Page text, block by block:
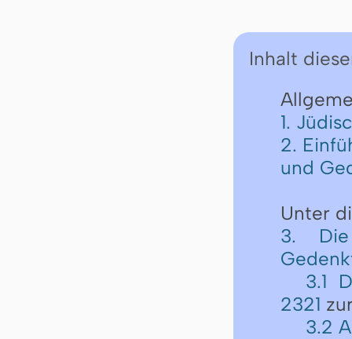
Inhalt
1.
2.
und
Unter
3.
3.1
2321
3.2